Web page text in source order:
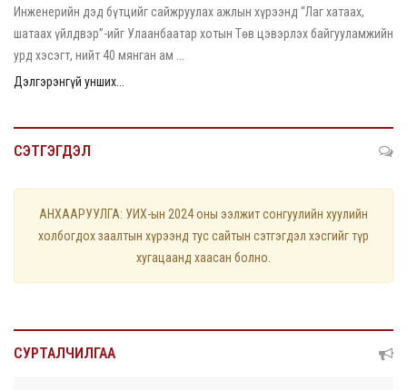
Инженерийн дэд бүтцийг сайжруулах ажлын хүрээнд “Лаг хатаах,
шатаах үйлдвэр”-ийг Улаанбаатар хотын Төв цэвэрлэх байгууламжийн
урд хэсэгт, нийт 40 мянган ам ...
Дэлгэрэнгүй унших...
СЭТГЭГДЭЛ
АНХААРУУЛГА: УИХ-ын 2024 оны ээлжит сонгуулийн хуулийн
холбогдох заалтын хүрээнд тус сайтын сэтгэгдэл хэсгийг түр
хугацаанд хаасан болно.
СУРТАЛЧИЛГАА